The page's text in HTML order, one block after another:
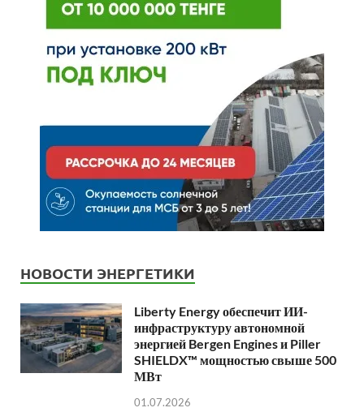
НОВОСТИ ЭНЕРГЕТИКИ
Liberty Energy обеспечит ИИ-
инфраструктуру автономной
энергией Bergen Engines и Piller
SHIELDX™ мощностью свыше 500
МВт
01.07.2026